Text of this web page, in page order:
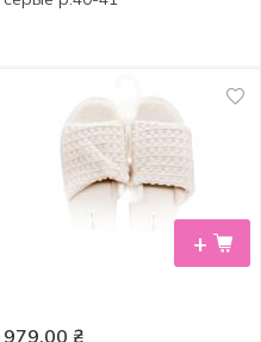
+
979.00 ₴